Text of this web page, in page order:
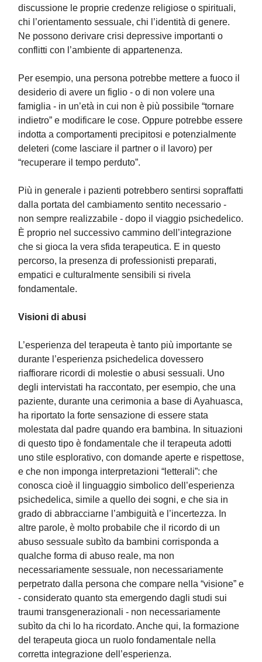
discussione le proprie credenze religiose o spirituali,
chi l’orientamento sessuale, chi l’identità di genere.
Ne possono derivare crisi depressive importanti o
conflitti con l’ambiente di appartenenza.
Per esempio, una persona potrebbe mettere a fuoco il
desiderio di avere un figlio - o di non volere una
famiglia - in un’età in cui non è più possibile “tornare
indietro” e modificare le cose. Oppure potrebbe essere
indotta a comportamenti precipitosi e potenzialmente
deleteri (come lasciare il partner o il lavoro) per
“recuperare il tempo perduto”.
Più in generale i pazienti potrebbero sentirsi sopraffatti
dalla portata del cambiamento sentito necessario -
non sempre realizzabile - dopo il viaggio psichedelico.
È proprio nel successivo cammino dell’integrazione
che si gioca la vera sfida terapeutica. E in questo
percorso, la presenza di professionisti preparati,
empatici e culturalmente sensibili si rivela
fondamentale.
Visioni di abusi
L’esperienza del terapeuta è tanto più importante se
durante l’esperienza psichedelica dovessero
riaffiorare ricordi di molestie o abusi sessuali. Uno
degli intervistati ha raccontato, per esempio, che una
paziente, durante una cerimonia a base di Ayahuasca,
ha riportato la forte sensazione di essere stata
molestata dal padre quando era bambina. In situazioni
di questo tipo è fondamentale che il terapeuta adotti
uno stile esplorativo, con domande aperte e rispettose,
e che non imponga interpretazioni “letterali”: che
conosca cioè il linguaggio simbolico dell’esperienza
psichedelica, simile a quello dei sogni, e che sia in
grado di abbracciarne l’ambiguità e l’incertezza. In
altre parole, è molto probabile che il ricordo di un
abuso sessuale subìto da bambini corrisponda a
qualche forma di abuso reale, ma non
necessariamente sessuale, non necessariamente
perpetrato dalla persona che compare nella “visione” e
- considerato quanto sta emergendo dagli studi sui
traumi transgenerazionali - non necessariamente
subìto da chi lo ha ricordato. Anche qui, la formazione
del terapeuta gioca un ruolo fondamentale nella
corretta integrazione dell’esperienza.